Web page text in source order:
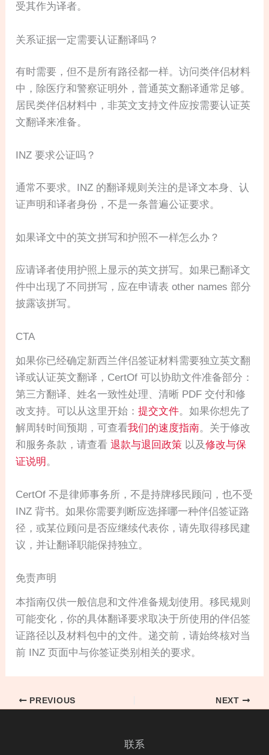
受其作为译者。
关系证据一定需要认证翻译吗？
有时需要，但不是所有路径都一样。访问类伴侣材料
中，除医疗和警察证明外，普通英文翻译通常足够。
居民类伴侣材料中，非英文支持文件应按需要认证英
文翻译来准备。
INZ 要求公证吗？
通常不要求。INZ 的翻译规则关注的是译文本身、认
证声明和译者身份，不是一条普遍公证要求。
如果译文中的英文拼写和护照不一样怎么办？
应请译者使用护照上显示的英文拼写。如果已翻译文
件中出现了不同拼写，应在申请表 other names 部分
披露该拼写。
CTA
如果你已经确定新西兰伴侣签证材料需要独立英文翻
译或认证英文翻译，CertOf 可以协助文件准备部分：
第三方翻译、姓名一致性处理、清晰 PDF 交付和修
改支持。可以从这里开始：提交文件。如果你想先了
解周转时间预期，可查看我们的速度指南。关于修改
和服务条款，请查看退款与退回政策 以及修改与保
证说明 。
CertOf 不是律师事务所，不是持牌移民顾问，也不受
INZ 背书。如果你需要判断应选择哪一种伴侣签证路
径，或某位顾问是否应继续代表你，请先取得移民建
议，并让翻译职能保持独立。
免责声明
本指南仅供一般信息和文件准备规划使用。移民规则
可能变化，你的具体翻译要求取决于所使用的伴侣签
证路径以及材料包中的文件。递交前，请始终核对当
前 INZ 页面中与你签证类别相关的要求。
PREVIOUS NEXT
联系